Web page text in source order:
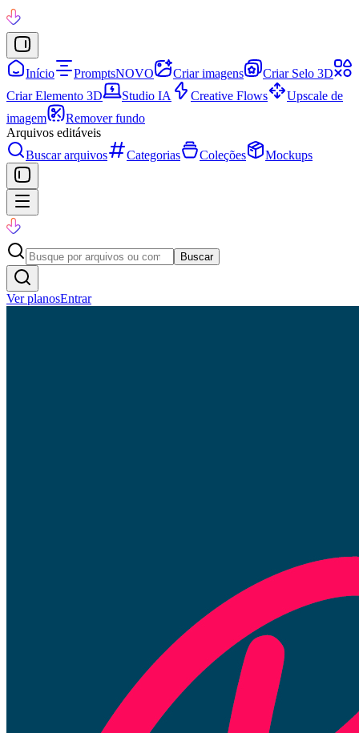
Início PromptsNOVO Criar imagens
Criar Selo 3D
Criar Elemento 3D
Studio IA Creative Flows
Upscale de
imagem
Remover fundo
Arquivos editáveis
Buscar arquivos
Categorias Coleções Mockups
Buscar
Ver planosEntrar